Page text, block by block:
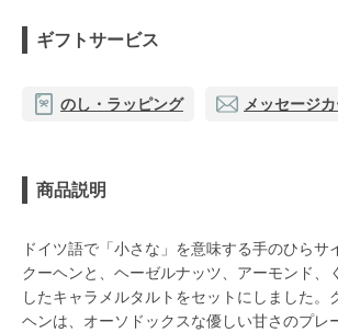
ギフトサービス
のし・ラッピング メッセージ
商品説明
ドイツ語で「小さな」を意味する手のひらサ
クーヘンと、ヘーゼルナッツ、アーモンド、
したキャラメルタルトをセットにしました。
ヘンは、オーソドックスな優しい甘さのプレ